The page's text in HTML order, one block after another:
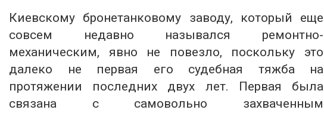
Киевскому бронетанковому заводу, который еще
совсем недавно назывался ремонтно-
механическим, явно не повезло, поскольку это
далеко не первая его судебная тяжба на
протяжении последних двух лет. Первая была
связана с самовольно захваченным